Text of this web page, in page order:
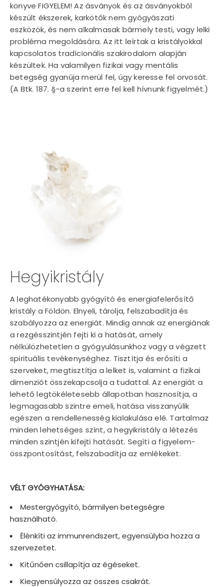
könyve FIGYELEM! Az ásványok és az ásványokból
készült ékszerek, karkötők nem gyógyászati
eszközök, és nem alkalmasak bármely testi, vagy lelki
probléma megoldására. Az itt leírtak a kristályokkal
kapcsolatos tradícionális szakirodalom alapján
készültek. Ha valamilyen fizikai vagy mentális
betegség gyanúja merül fel, úgy keresse fel orvosát.
(A Btk. 187. §-a szerint erre fel kell hívnunk figyelmét.)
Hegyikristály
A leghatékonyabb gyógyító és energiafelerősítő
kristály a Földön. Elnyeli, tárolja, felszabadítja és
szabályozza az energiát. Mindig annak az energiának
a rezgésszintjén fejti ki a hatását, amely
nélkülözhetetlen a gyógyulásunkhoz vagy a végzett
spirituális tevékenységhez. Tisztítja és erősíti a
szerveket, megtisztítja a lelket is, valamint a fizikai
dimenziót összekapcsolja a tudattal. Az energiát a
lehető legtökéletesebb állapotban hasznosítja, a
legmagasabb szintre emeli, hatása visszanyúlik
egészen a rendellenesség kialakulása elé. Tartalmaz
minden lehetséges színt, a hegyikristály a létezés
minden szintjén kifejti hatását. Segíti a figyelem-
összpontosítást, felszabadítja az emlékeket.
VÉLT GYÓGYHATÁSA:
Mestergyógyító, bármilyen betegségre
használható.
Élénkíti az immunrendszert, egyensúlyba hozza a
szervezetet.
Kitűnően csillapítja az égéseket.
Kiegyensúlyozza az összes csakrát.